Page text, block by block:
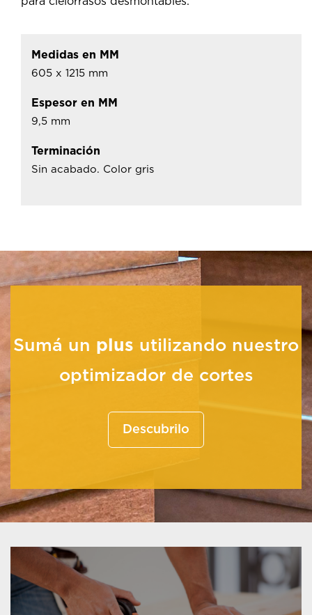
Medidas en MM
605 x 1215 mm
Espesor en MM
9,5 mm
Terminación
Sin acabado. Color gris
Sumá un plus utilizando nuestro
optimizador de cortes
Descubrilo